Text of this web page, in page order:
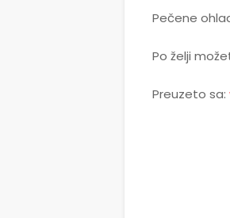
Pečene
Po želji
Preuzeto sa: